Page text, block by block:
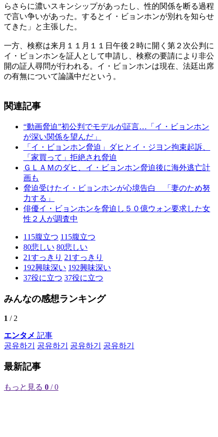
らさらに濃いスキンシップがあったし、性的関係を断る過程
で言い争いがあった。するとイ・ビョンホンが別れを知らせ
てきた」と主張した。
一方、検察は来月１１月１１日午後２時に開く第２次公判に
イ・ビョンホンを証人として申請し、検察の要請により非公
開の証人尋問が行われる。イ・ビョンホンは現在、法廷出席
の有無について論議中だという。
関連記事
“動画脅迫”初公判でモデルが証言…「イ・ビョンホン
が深い関係を望んだ」
「イ・ビョンホン脅迫」ダヒとイ・ジヨン拘束起訴、
「家買って」拒絶され脅迫
ＧＬＡＭのダヒ、イ・ビョンホン脅迫後に海外逃亡計
画も
脅迫受けたイ・ビョンホンが心境告白 「妻のため努
力する」
俳優イ・ビョンホンを脅迫し５０億ウォン要求した女
性２人が調査中
115腹立つ 115腹立つ
80悲しい 80悲しい
21すっきり 21すっきり
192興味深い 192興味深い
37役に立つ 37役に立つ
みんなの感想ランキング
1 / 2
エンタメ 記事
공유하기
공유하기 공유하기 공유하기
最新記事
もっと見る 0 / 0